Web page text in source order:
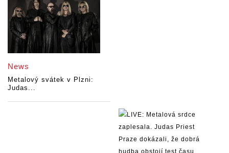
News
Metalový svátek v Plzni:
Judas...